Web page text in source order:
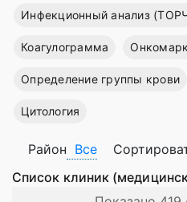
Инфекционный анализ
Коагулограмма
Определение группы крови
Цитология
Район Все
Список клиник